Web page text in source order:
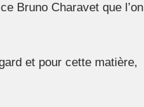
Bruno Charavet que l’on
et pour cette matière,